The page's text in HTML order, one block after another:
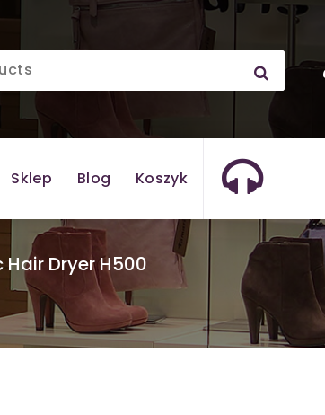
Sklep Blog Koszyk
Dryer H500